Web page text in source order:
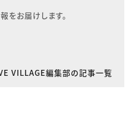
をお届けします。
VILLAGE編集部の記事一覧